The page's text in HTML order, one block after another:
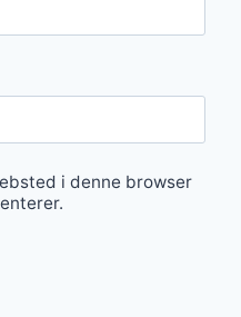
i denne browser